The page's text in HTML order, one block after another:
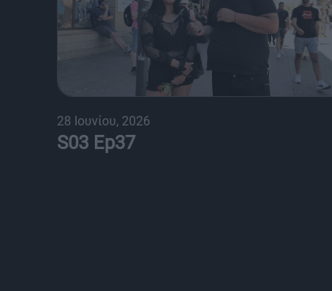
28 Ιουνίου, 2026
S03 Ep37